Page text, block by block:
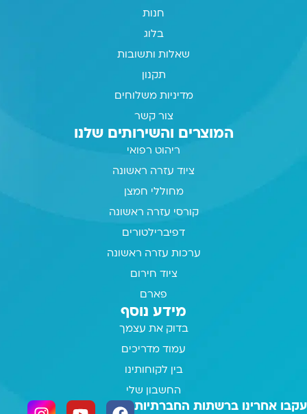
חנות
בלוג
שאלות ותשובות
תקנון
מדיניות משלוחים
צור קשר
המוצרים והשירותים שלנו
ריהוט רפואי
ציוד עזרה ראשונה
מחוללי חמצן
קורסי עזרה ראשונה
דפיברילטורים
ערכות עזרה ראשונה
ציוד חירום
פארם
מידע נוסף
בדוק את עצמך
עמוד מדריכים
בין לקוחותינו
החשבון שלי
עקבו אחרינו ברשתות החברתיות